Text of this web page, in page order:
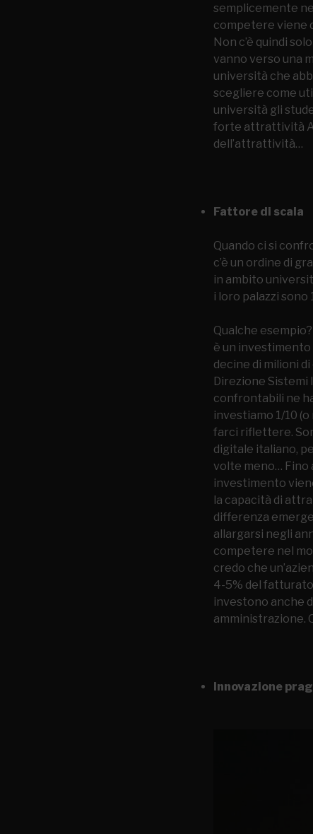
semplicemente
competere viene
Non c’è quindi
vanno verso una
università che
scegliere come
università gli
forte attrattività
dell’attrattività…
Fattore di scala
Quando ci si
c’è un ordine di
in ambito
i loro palazzi
Qualche
è un
decine di milioni
Direzione Sistemi
confrontabili ne
investiamo 1/10
farci riflettere.
digitale italiano,
volte meno… Fino
investimento
la capacità di
differenza
allargarsi negli
competere nel
credo che
4-5% del
investono anche
amministrazione.
Innovazione